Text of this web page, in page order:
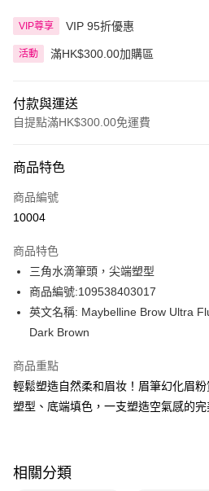
VIP尊享 VIP 95折優惠
活動 滿HK$300.00加購區
付款與運送
自提點滿HK$300.00免運費
信用卡
Apple Pay
PayMe
WeChat Pay
BoC Pay
送貨方式
順豐自助櫃 - 確認發貨後1-3個工作天
每筆HK$65.00，滿HK$300.00或以上
每筆HK$65.00，滿HK$300.00或以上
商品特色
商品編號
10004
商品特色
三角水滴筆頭，尖端塑型
商品編號:109538403017
英文名稱: Maybelline Brow Ultra
Dark Brown
商品重點
輕鬆塑造自然柔和眉妆！眉筆幻化眉
塑型、底端填色，一支塑造空氣感的完
相關分類